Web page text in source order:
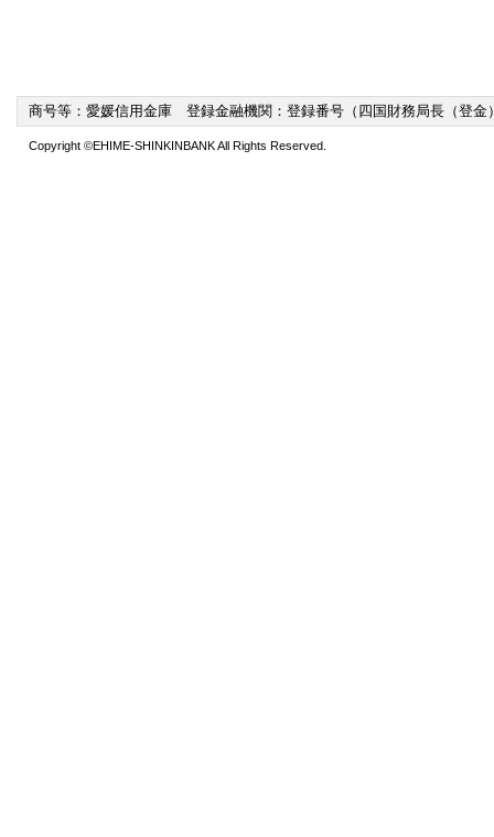
商号等：愛媛信用金庫 登録金融機関：登録番号（四国財務局長（登金
Copyright ©EHIME-SHINKINBANK All Rights Reserved.